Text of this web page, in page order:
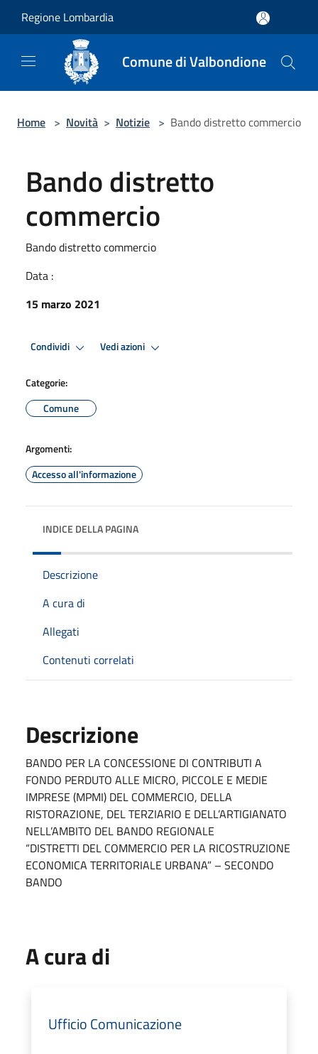
Regione Lombardia
Comune di Valbondione
Home > Novità > Notizie > Bando distretto commercio
Bando distretto
commercio
Bando distretto commercio
Data :
15 marzo 2021
Condividi Vedi azioni
Categorie:
Comune
Argomenti:
Accesso all'informazione
INDICE DELLA PAGINA
Descrizione
A cura di
Allegati
Contenuti correlati
Descrizione
BANDO PER LA CONCESSIONE DI CONTRIBUTI A
FONDO PERDUTO ALLE MICRO, PICCOLE E MEDIE
IMPRESE (MPMI) DEL COMMERCIO, DELLA
RISTORAZIONE, DEL TERZIARIO E DELL’ARTIGIANATO
NELL’AMBITO DEL BANDO REGIONALE
“DISTRETTI DEL COMMERCIO PER LA RICOSTRUZIONE
ECONOMICA TERRITORIALE URBANA” – SECONDO
BANDO
A cura di
Ufficio Comunicazione